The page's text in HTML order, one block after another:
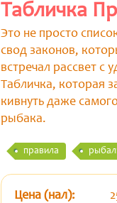
Табличка
Это не просто
свод законов,
встречал рассвет с
Табличка, которая
кивнуть даже
рыбака.
правила
Цена (нал):